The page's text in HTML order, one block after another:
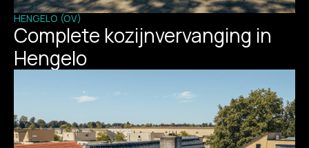
HENGELO (OV)
Complete kozijnvervanging in
Hengelo